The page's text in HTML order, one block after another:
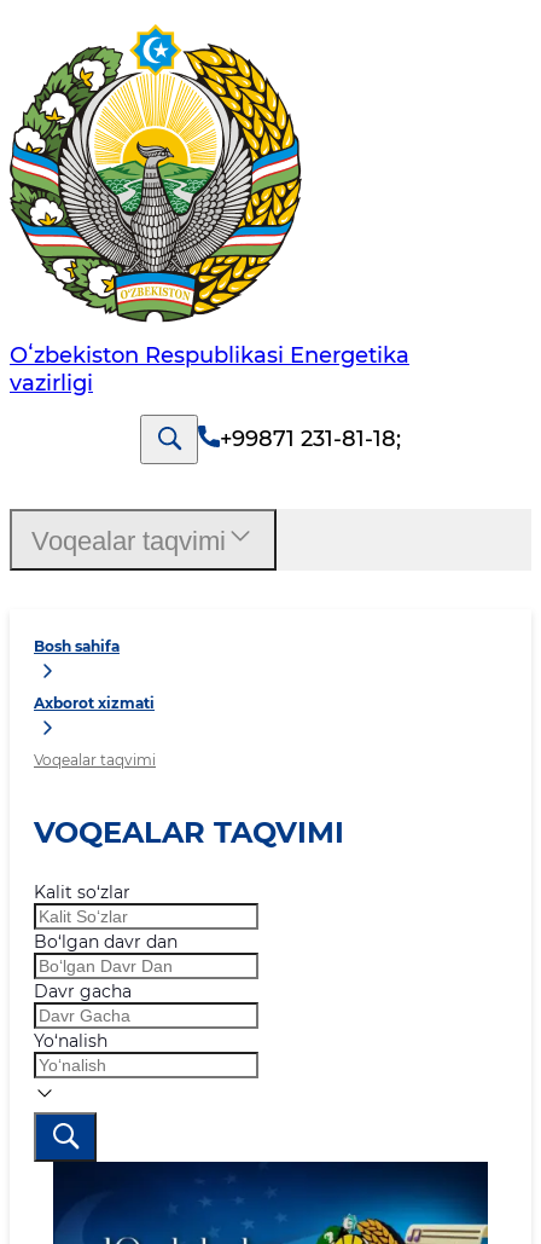
Oʻzbekiston Respublikasi Energetika
vazirligi
+99871 231-81-18;
Bosh sahifa
Axborot xizmati
Voqealar taqvimi
VOQEALAR TAQVIMI
Kalit so‘zlar
Bo‘lgan davr dan
Davr gacha
Yo‘nalish
Voqealar taqvimi